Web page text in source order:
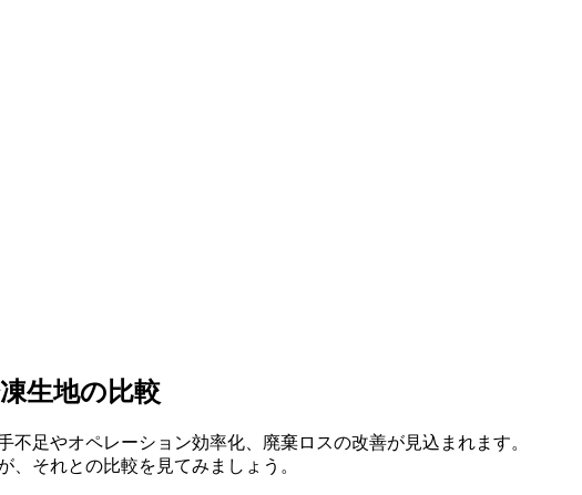
生地の比較
足やオペレーション効率化、廃棄ロスの改善が見込まれます。
それとの比較を見てみましょう。